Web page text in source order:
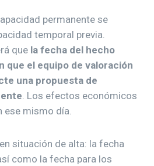
permanente se
temporal previa.
que la fecha del hecho
que el equipo de valoración
una propuesta de
. Los efectos económicos
ese mismo día.
situación de alta: la fecha
como la fecha para los